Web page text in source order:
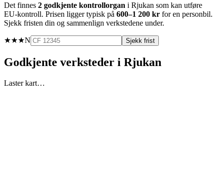
Det finnes 2 godkjente kontrollorgan i Rjukan som kan utføre
EU-kontroll. Prisen ligger typisk på 600–1 200 kr for en personbil.
Sjekk fristen din og sammenlign verkstedene under.
★★★N Sjekk frist
Godkjente verksteder i Rjukan
Laster kart…